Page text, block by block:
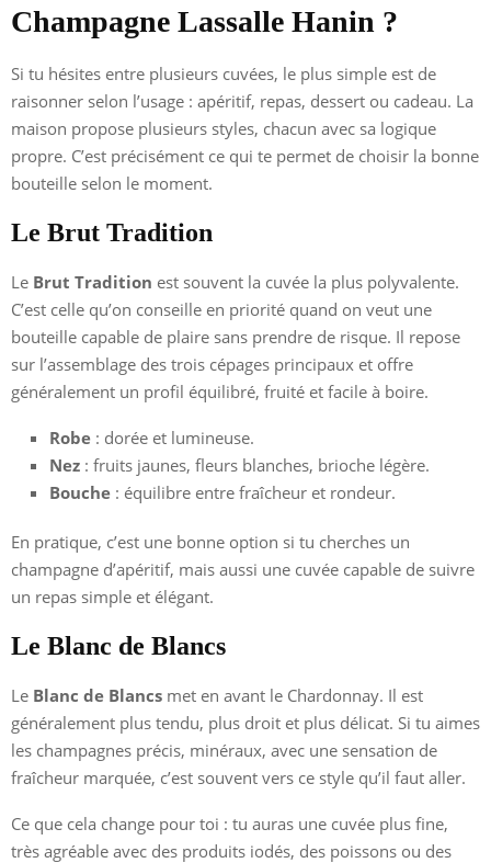
Champagne Lassalle Hanin ?
Si tu hésites entre plusieurs cuvées, le plus simple est de
raisonner selon l’usage : apéritif, repas, dessert ou cadeau. La
maison propose plusieurs styles, chacun avec sa logique
propre. C’est précisément ce qui te permet de choisir la bonne
bouteille selon le moment.
Le Brut Tradition
Le Brut Tradition est souvent la cuvée la plus polyvalente.
C’est celle qu’on conseille en priorité quand on veut une
bouteille capable de plaire sans prendre de risque. Il repose
sur l’assemblage des trois cépages principaux et offre
généralement un profil équilibré, fruité et facile à boire.
Robe : dorée et lumineuse.
Nez : fruits jaunes, fleurs blanches, brioche légère.
Bouche : équilibre entre fraîcheur et rondeur.
En pratique, c’est une bonne option si tu cherches un
champagne d’apéritif, mais aussi une cuvée capable de suivre
un repas simple et élégant.
Le Blanc de Blancs
Le Blanc de Blancs met en avant le Chardonnay. Il est
généralement plus tendu, plus droit et plus délicat. Si tu aimes
les champagnes précis, minéraux, avec une sensation de
fraîcheur marquée, c’est souvent vers ce style qu’il faut aller.
Ce que cela change pour toi : tu auras une cuvée plus fine,
très agréable avec des produits iodés, des poissons ou des